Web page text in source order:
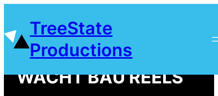
springenTreeState
Productions
WACHT BAU REELS